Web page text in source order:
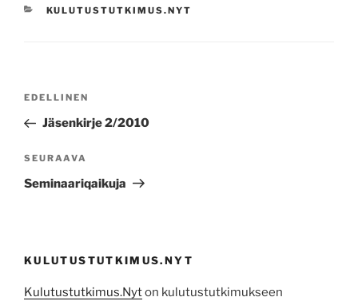
KATEGORIAT
KULUTUSTUTKIMUS.NYT
Edellinen
artikkeli
EDELLINEN
Jäsenkirje 2/2010
Seuraava
artikkeli
SEURAAVA
Seminaariqaikuja
KULUTUSTUTKIMUS.NYT
Kulutustutkimus.Nyton kulutustutkimukseen